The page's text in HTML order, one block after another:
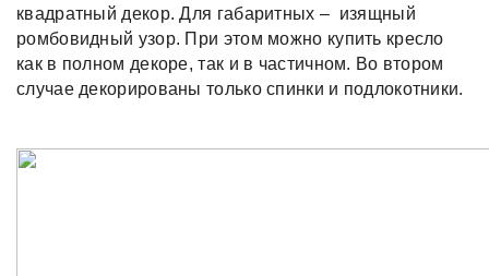
квадратный декор. Для габаритных – изящный
ромбовидный узор. При этом можно купить кресло
как в полном декоре, так и в частичном. Во втором
случае декорированы только спинки и подлокотники.